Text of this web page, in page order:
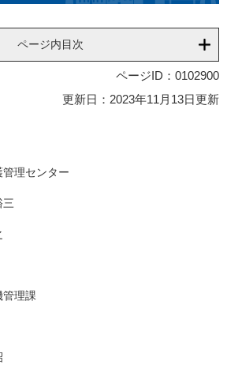
ページ内目次
ページID：0102900
更新日：2023年11月13日更新
理センター
理課